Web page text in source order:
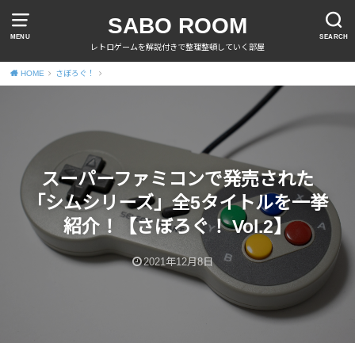
MENU SEARCH
SABO ROOM
レトロゲームを解説付きで整理整頓していく部屋
HOME さぼろぐ！
スーパーファミコンで発売された
「シムシリーズ」全5タイトルを一挙
紹介！【さぼろぐ！ Vol.2】
2021年12月8日